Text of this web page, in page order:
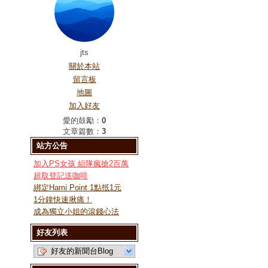
jts
關於本站
留言板
地圖
加入好友
愛的鼓勵： 0
文章篇數： 3
站方公告
加入PS女孩 組隊瘋搶2百萬
超取登記送咖啡
綁定Hami Point 1點抵1元
1分鐘快速揪痛！
成為獨立小姐的滾錢心法
好友列表
好友的新聞台Blog